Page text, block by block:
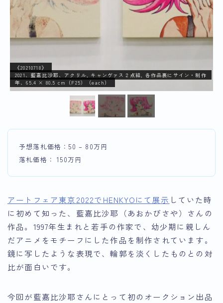
《20210718》
2021、藍嘉比沙耶、アクリル, キャンヴァス２点組, 各作品裏にサイン・制作
年、65.4 × 80.5 cm（F25）（each）
予想落札価格：50 – 80万円
落札価格： 150万円
アートフェア東京2022でHENKYOにて展示 していた時
に初めて知った、藍嘉比沙耶（あおかびさや）さんの
作品。1997年生まれと若手の作家で、幼少期に親しん
だアニメをモチーフにした作品を制作されています。
鏡に写したような表現で、輪郭を淡くしたものとの対
比が面白いです。
今回が藍嘉比沙耶さんにとって初のオークション出品